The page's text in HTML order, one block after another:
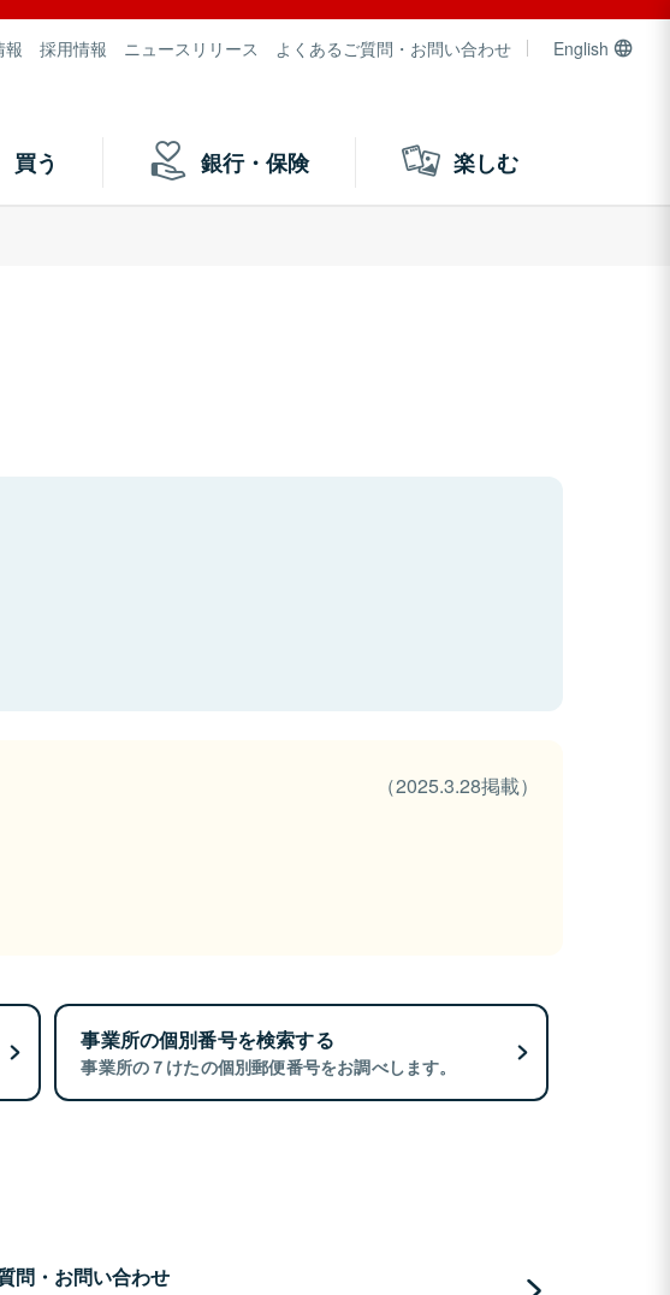
報 採用情報 ニュースリリース よくあるご質問・お問い合わせ English
買う 銀行・保険 楽しむ
（2025.3.28掲載）
事業所の個別番号を検索する
事業所の７けたの個別郵便番号をお調べします。
問・お問い合わせ